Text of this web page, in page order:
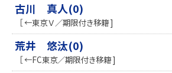
古川 真人(0)
［ ←東京Ｖ／期限付き移籍 ]
荒井 悠汰(0)
［ ←FC東京／期限付き移籍 ]